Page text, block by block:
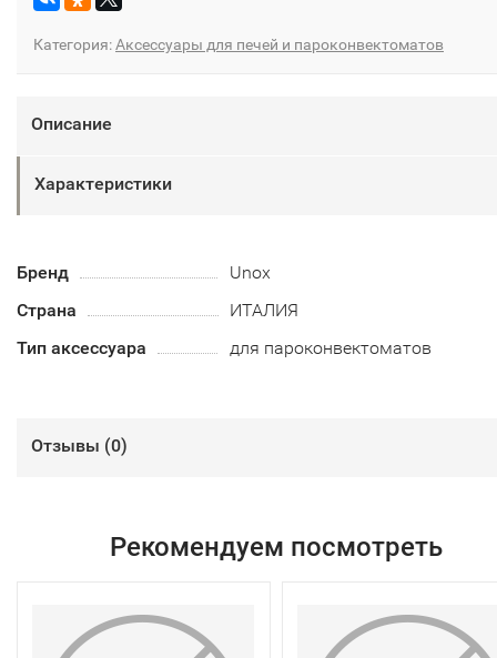
Категория:Аксессуары для печей и пароконвектоматов
Описание
Характеристики
Бренд
Unox
Страна
ИТАЛИЯ
Тип аксессуара
для пароконвектоматов
Отзывы (0)
Рекомендуем посмотреть